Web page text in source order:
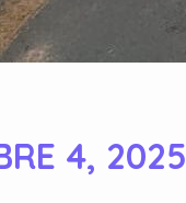
4, 2025